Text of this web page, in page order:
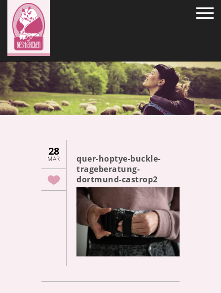
28
MAR
quer-hoptye-buckle-
trageberatung-
dortmund-castrop2